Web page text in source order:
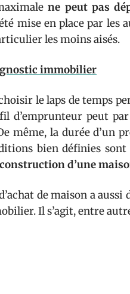
ne peut pas
mise en place par
les moins aisés.
immobilier
le laps de temps
d’emprunteur peut
même, la durée
bien définies
construction d’une
de maison a aussi
Il s’agit, entre